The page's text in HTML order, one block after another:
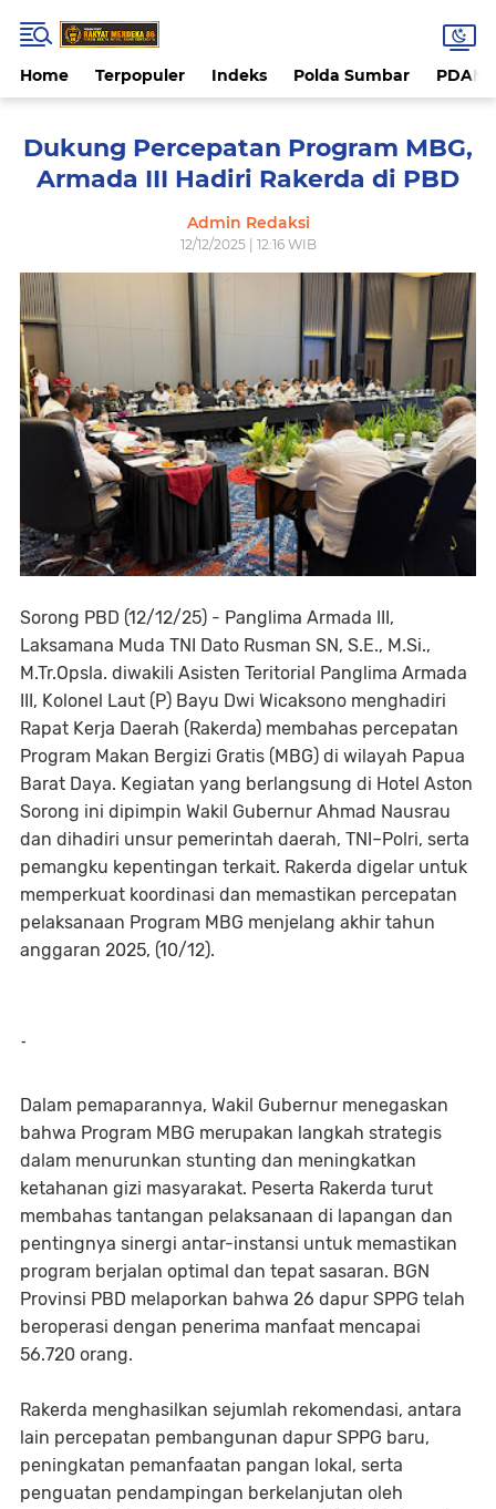
Home Terpopuler Indeks Polda Sumbar PDAM
Dukung Percepatan Program MBG,
Armada III Hadiri Rakerda di PBD
Admin Redaksi
12/12/2025 | 12:16 WIB
Sorong PBD (12/12/25) - Panglima Armada III,
Laksamana Muda TNI Dato Rusman SN, S.E., M.Si.,
M.Tr.Opsla. diwakili Asisten Teritorial Panglima Armada
III, Kolonel Laut (P) Bayu Dwi Wicaksono menghadiri
Rapat Kerja Daerah (Rakerda) membahas percepatan
Program Makan Bergizi Gratis (MBG) di wilayah Papua
Barat Daya. Kegiatan yang berlangsung di Hotel Aston
Sorong ini dipimpin Wakil Gubernur Ahmad Nausrau
dan dihadiri unsur pemerintah daerah, TNI–Polri, serta
pemangku kepentingan terkait. Rakerda digelar untuk
memperkuat koordinasi dan memastikan percepatan
pelaksanaan Program MBG menjelang akhir tahun
anggaran 2025, (10/12).
-
Dalam pemaparannya, Wakil Gubernur menegaskan
bahwa Program MBG merupakan langkah strategis
dalam menurunkan stunting dan meningkatkan
ketahanan gizi masyarakat. Peserta Rakerda turut
membahas tantangan pelaksanaan di lapangan dan
pentingnya sinergi antar-instansi untuk memastikan
program berjalan optimal dan tepat sasaran. BGN
Provinsi PBD melaporkan bahwa 26 dapur SPPG telah
beroperasi dengan penerima manfaat mencapai
56.720 orang.
Rakerda menghasilkan sejumlah rekomendasi, antara
lain percepatan pembangunan dapur SPPG baru,
peningkatan pemanfaatan pangan lokal, serta
penguatan pendampingan berkelanjutan oleh